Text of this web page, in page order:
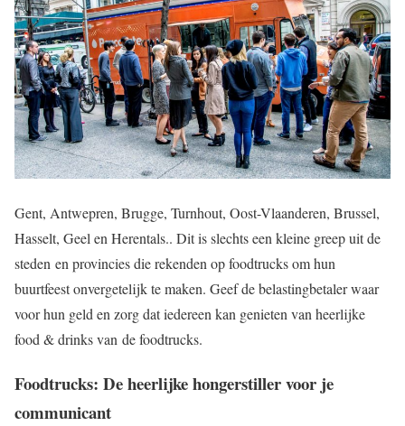
Gent, Antwepren, Brugge, Turnhout, Oost-Vlaanderen, Brussel,
Hasselt, Geel en Herentals.. Dit is slechts een kleine greep uit de
steden en provincies die rekenden op foodtrucks om hun
buurtfeest onvergetelijk te maken. Geef de belastingbetaler waar
voor hun geld en zorg dat iedereen kan genieten van heerlijke
food & drinks van de foodtrucks.
Foodtrucks: De heerlijke hongerstiller voor je
communicant